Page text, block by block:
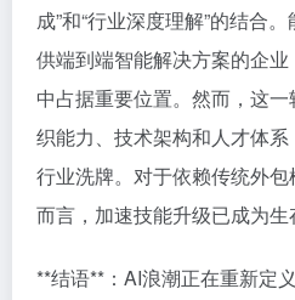
成”和“行业深度理解”的结合
供端到端智能解决方案的企
中占据重要位置。然而，这
织能力、技术架构和人才体
行业洗牌。对于依赖传统外
而言，加速技能升级已成为生
**结语**：AI浪潮正在重新定